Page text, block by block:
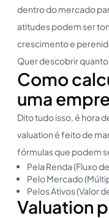
dentro do mercado
atitudes podem ser
crescimento e
Quer descobrir quanto
Como
uma
Dito tudo isso, é hora
valuation é feito de
fórmulas que podem
Pela Renda (Fluxo
Pelo Mercado
Pelos Ativos (Valor
Valuation